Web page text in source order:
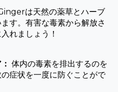
は天然の薬草とハーブ
す。有害な毒素から解放さ
れましょう！
体内の毒素を排出するのを
症状を一度に防ぐことがで